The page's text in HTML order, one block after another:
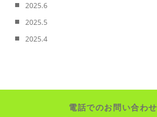
2025.6
2025.5
2025.4
電話でのお問い合わせ